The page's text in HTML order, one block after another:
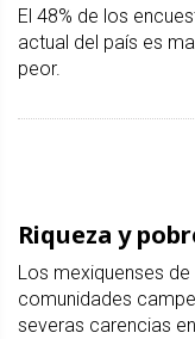
El 48% de los
actual del país es
peor.
Riqueza y
Los mexiquenses
comunidades
severas carencias